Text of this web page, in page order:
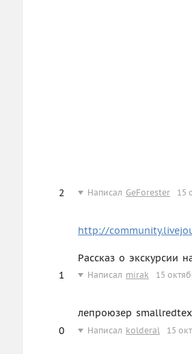
2 Написал GeForester 15
http://
Рассказ о экскурсии
1
Написал mirak 15
лепроюзер
0
Написал kolderal 15